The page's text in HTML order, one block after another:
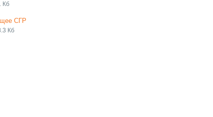
Кб
СГР
Кб